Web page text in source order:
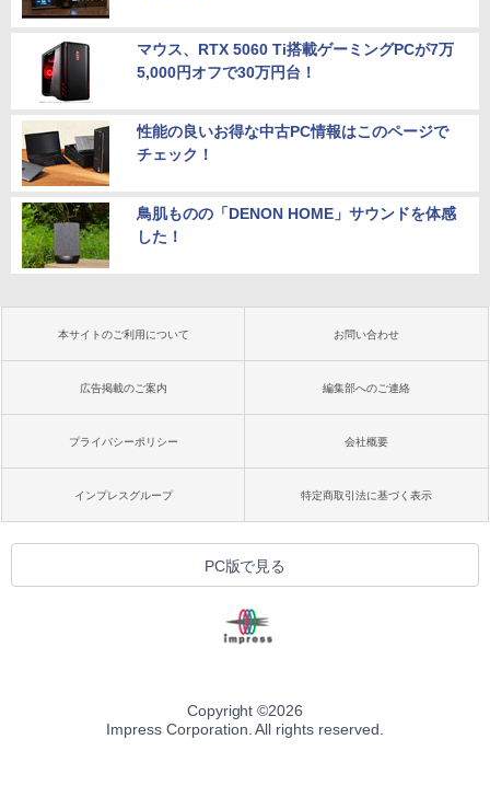
マウス、RTX 5060 Ti搭載ゲーミングPCが7万
5,000円オフで30万円台！
性能の良いお得な中古PC情報はこのページで
チェック！
鳥肌ものの「DENON HOME」サウンドを体感
した！
本サイトのご利用について お問い合わせ
広告掲載のご案内 編集部へのご連絡
プライバシーポリシー 会社概要
インプレスグループ 特定商取引法に基づく表示
PC版で見る
Copyright ©2026
Impress Corporation. All rights reserved.